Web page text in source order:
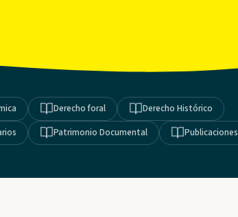
Derecho foral
Derecho Histórico
Patrimonio Documental
Publicaciones